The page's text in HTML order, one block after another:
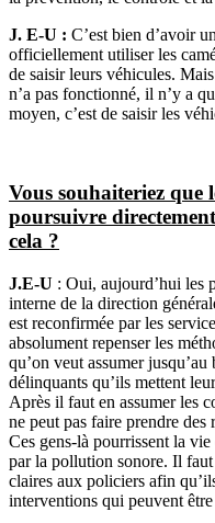
J. E-U : C’est bien d’avoir
officiellement utiliser les
de saisir leurs véhicules.
n’a pas fonctionné, il n’y a
moyen, c’est de saisir les
Vous souhaiteriez que
poursuivre directement
cela ?
J.E-U : Oui, aujourd’hui les
interne de la direction
est reconfirmée par les
absolument repenser les
qu’on veut assumer
délinquants qu’ils mettent
Après il faut en assumer les
ne peut pas faire prendre des
Ces gens-là pourrissent la
par la pollution sonore. Il
claires aux policiers afin
interventions qui peuvent